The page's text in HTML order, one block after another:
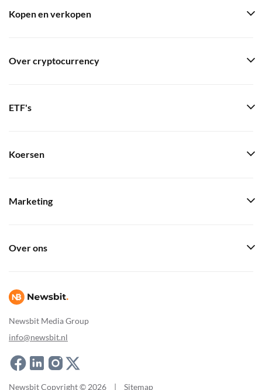
Newsbit Media Group
info@newsbit.nl
Kopen en verkopen
Over cryptocurrency
ETF's
Koersen
Marketing
Over ons
Newsbit Copyright © 2026 | Sitemap